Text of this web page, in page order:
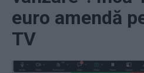
euro amendă
TV